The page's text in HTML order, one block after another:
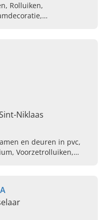
Rolluiken,
Niklaas
en deuren in pvc,
Voorzetrolluiken,